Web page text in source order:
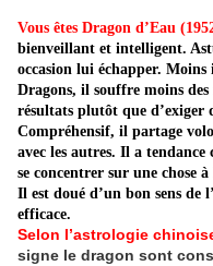
Vous êtes Dragon d’Eau
bienveillant et intelligent.
occasion lui échapper.
Dragons, il souffre moins
résultats plutôt que d’exiger
Compréhensif, il partage
avec les autres. Il a
se concentrer sur une chose
Il est doué d’un bon sens de
efficace.
Selon l’astrologie
signe le dragon sont